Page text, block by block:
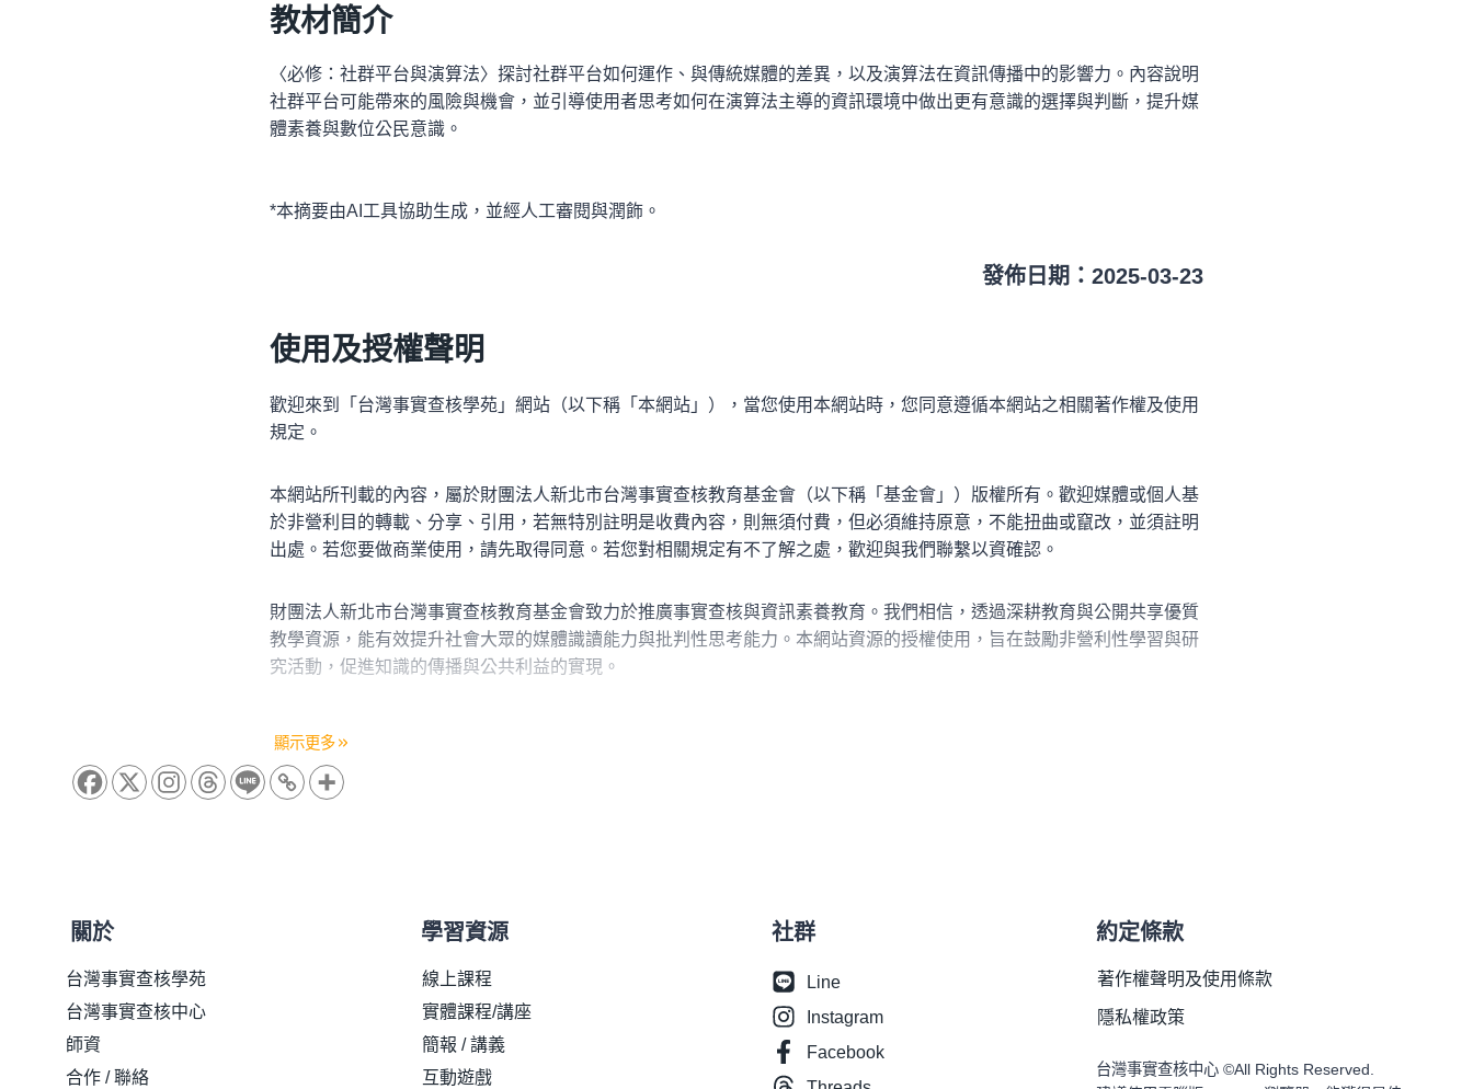
教材簡介
〈必修：社群平台與演算法〉探討社群平台如何運作、與傳統媒體的差異，以及演算法在資訊傳播中的影響力。內容說明
社群平台可能帶來的風險與機會，並引導使用者思考如何在演算法主導的資訊環境中做出更有意識的選擇與判斷，提升媒
體素養與數位公民意識。
*本摘要由AI工具協助生成，並經人工審閱與潤飾。
發佈日期：2025-03-23
使用及授權聲明
歡迎來到「台灣事實查核學苑」網站（以下稱「本網站」），當您使用本網站時，您同意遵循本網站之相關著作權及使用
規定。
本網站所刊載的內容，屬於財團法人新北市台灣事實查核教育基金會（以下稱「基金會」）版權所有。歡迎媒體或個人基
於非營利目的轉載、分享、引用，若無特別註明是收費內容，則無須付費，但必須維持原意，不能扭曲或竄改，並須註明
出處。若您要做商業使用，請先取得同意。若您對相關規定有不了解之處，歡迎與我們聯繫以資確認。
財團法人新北市台灣事實查核教育基金會致力於推廣事實查核與資訊素養教育。我們相信，透過深耕教育與公開共享優質教學資源，能有效提升社會大眾
財團法人新北市台灣事實查核教育基金會致力於推廣事實查核與資訊素養教育。我們相信，透過深耕教育與公開共享優質
教學資源，能有效提升社會大眾的媒體識讀能力與批判性思考能力。本網站資源的授權使用，旨在鼓勵非營利性學習與研
究活動，促進知識的傳播與公共利益的實現。
守以下聲明中的條款。
使用本網站資源時，須清楚註明出處為「財團法人新北市台灣事實查核教育基金會」或「台灣事實查核中
禁止未經同意，將本網站資源用於任何商業性或營利性目的。
未經基金會授權，禁止將本網站資源進行重製、改作、再授權、轉售、公開播送等行為。
顯示更多
關於
台灣事實查核學苑
台灣事實查核中心
師資
合作 / 聯絡
學習資源
線上課程
實體課程/講座
簡報 / 講義
互動遊戲
社群
Line
Instagram
Facebook
約定條款
著作權聲明及使用條款
隱私權政策
台灣事實查核中心 ©All Rights Reserved.